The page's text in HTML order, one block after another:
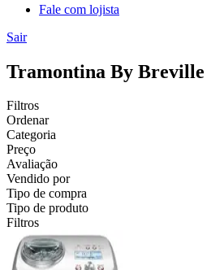
Fale com lojista
Sair
Tramontina By Breville
Filtros
Ordenar
Categoria
Preço
Avaliação
Vendido por
Tipo de compra
Tipo de produto
Filtros